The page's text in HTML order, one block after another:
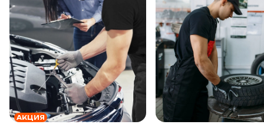
АКЦИЯ